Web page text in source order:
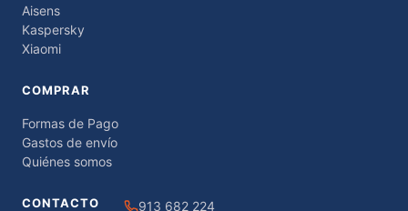
Aisens
Kaspersky
Xiaomi
COMPRAR
Formas de Pago
Gastos de envío
Quiénes somos
CONTACTO 913 682 224